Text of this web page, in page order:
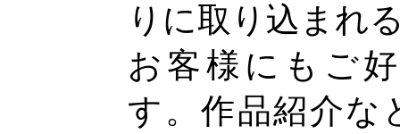
りに取り込まれ
お客様にもご
す。作品紹介な